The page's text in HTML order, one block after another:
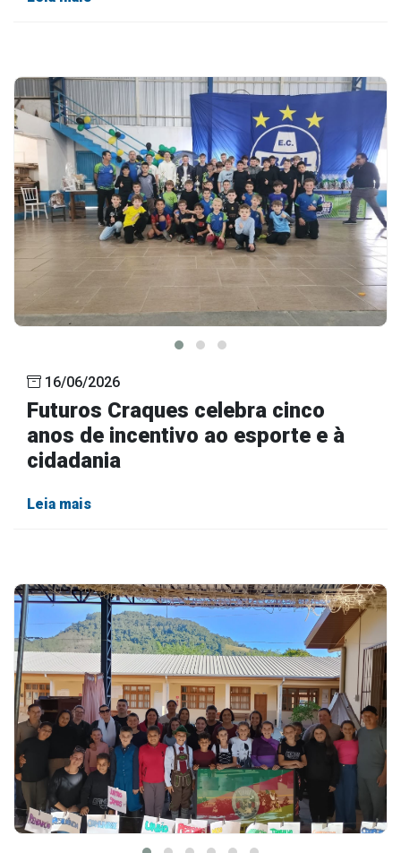
16/06/2026
Futuros Craques celebra cinco
anos de incentivo ao esporte e à
cidadania
Leia mais